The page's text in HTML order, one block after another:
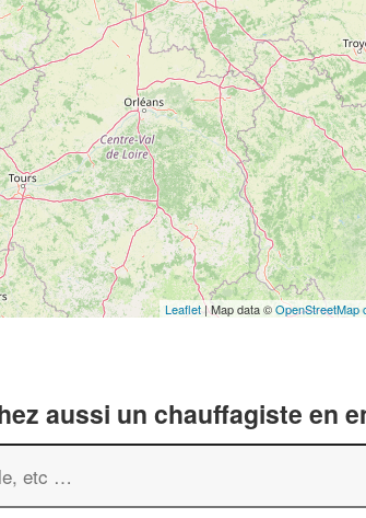
Leaflet| Map data ©OpenStreetMap
aussi un chauffagiste en